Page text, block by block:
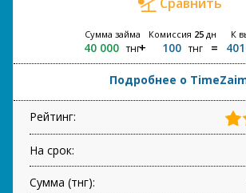
Сумма займа
40 000 тнг
Комиссия 25дн
100 тнг
К
Подробнее о
Рейтинг:
На срок:
Сумма (тнг):